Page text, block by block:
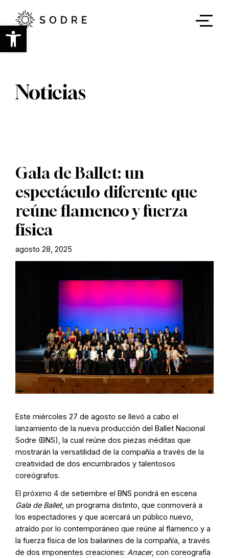
Abrir barra de herramientas
contenido
principal
Noticias
Gala de Ballet: un
espectáculo diferente que
reúne flamenco y fuerza
física
agosto 28, 2025
Este miércoles 27 de agosto se llevó a cabo el
lanzamiento de la nueva producción del Ballet Nacional
Sodre (BNS), la cual reúne dos piezas inéditas que
mostrarán la versatilidad de la compañía a través de la
creatividad de dos encumbrados y talentosos
coreógrafos.
El próximo 4 de setiembre el BNS pondrá en escena
Gala de Ballet, un programa distinto, que conmoverá a
los espectadores y que acercará un público nuevo,
atraído por lo contemporáneo que reúne al flamenco y a
la fuerza física de los bailarines de la compañía, a través
de dos imponentes creaciones: Anacer, con coreografía